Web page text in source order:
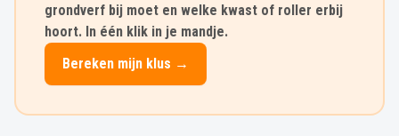
grondverf bij moet en welke kwast of roller erbij
hoort. In één klik in je mandje.
Bereken mijn klus →